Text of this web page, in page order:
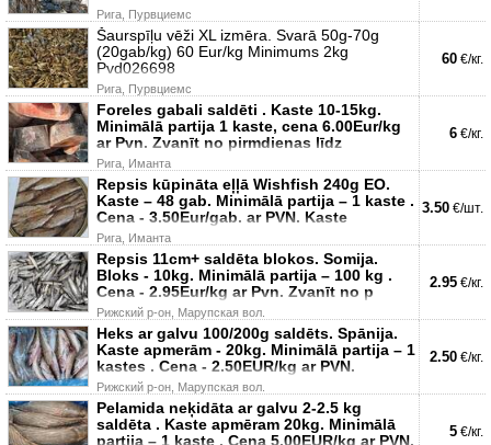
Рига, Пурвциемс
Šaurspīļu vēži XL izmēra. Svarā 50g-70g
(20gab/kg) 60 Eur/kg Minimums 2kg
Pvd026698
Рига, Пурвциемс
60 €/кг.
Foreles gabali saldēti . Kaste 10-15kg.
Minimālā partija 1 kaste, cena 6.00Eur/kg
ar Pvn. Zvanīt no pirmdienas līdz
Рига, Иманта
6 €/кг.
Repsis kūpināta eļļā Wishfish 240g EO.
Kaste – 48 gab. Minimālā partija – 1 kaste .
Cena - 3.50Eur/gab. ar PVN. Kaste
Рига, Иманта
3.50 €/шт.
Repsis 11cm+ saldēta blokos. Somija.
Bloks - 10kg. Minimālā partija – 100 kg .
Cena - 2.95Eur/kg ar Pvn. Zvanīt no p
Рижский р-он, Марупская вол.
2.95 €/кг.
Heks ar galvu 100/200g saldēts. Spānija.
Kaste apmerām - 20kg. Minimālā partija – 1
kastes . Cena - 2.50EUR/kg ar PVN.
Рижский р-он, Марупская вол.
2.50 €/кг.
Pelamida neķidāta ar galvu 2-2.5 kg
saldēta . Kaste apmēram 20kg. Minimālā
partija – 1 kaste . Cena 5.00EUR/kg ar PVN.
5 €/кг.